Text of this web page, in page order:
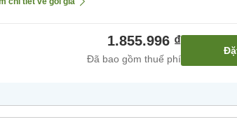
1.855.996 ₫
Đã bao gồm thuế phí